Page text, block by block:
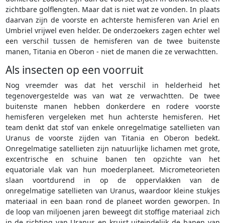
zichtbare golflengten. Maar dat is niet wat ze vonden. In plaats
daarvan zijn de voorste en achterste hemisferen van Ariel en
Umbriel vrijwel even helder. De onderzoekers zagen echter wel
een verschil tussen de hemisferen van de twee buitenste
manen, Titania en Oberon - niet de manen die ze verwachtten.
Als insecten op een voorruit
Nog vreemder was dat het verschil in helderheid het
tegenovergestelde was van wat ze verwachtten. De twee
buitenste manen hebben donkerdere en rodere voorste
hemisferen vergeleken met hun achterste hemisferen. Het
team denkt dat stof van enkele onregelmatige satellieten van
Uranus de voorste zijden van Titania en Oberon bedekt.
Onregelmatige satellieten zijn natuurlijke lichamen met grote,
excentrische en schuine banen ten opzichte van het
equatoriale vlak van hun moederplaneet. Micrometeorieten
slaan voortdurend in op de oppervlakken van de
onregelmatige satellieten van Uranus, waardoor kleine stukjes
materiaal in een baan rond de planeet worden geworpen. In
de loop van miljoenen jaren beweegt dit stoffige materiaal zich